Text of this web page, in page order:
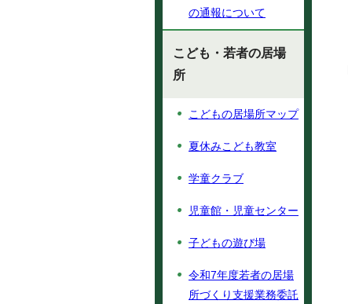
の通報について
こども・若者の居場
所
こどもの居場所マップ
夏休みこども教室
学童クラブ
児童館・児童センター
子どもの遊び場
令和7年度若者の居場
所づくり支援業務委託